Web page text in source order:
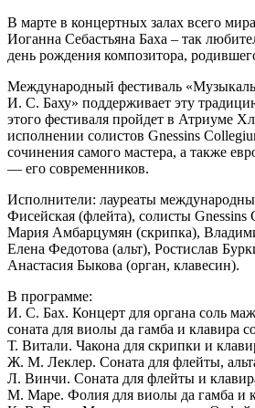
В марте в концертных залах всего
Иоганна Себастьяна Баха – так
день рождения композитора,
Международный фестиваль
И. С. Баху» поддерживает эту
этого фестиваля пройдет в Атриуме
исполнении солистов Gnessins
сочинения самого мастера, а также
— его современников.
Исполнители: лауреаты
Фисейская (флейта), солисты
Мария Амбарцумян (скрипка),
Елена Федотова (альт), Ростислав
Анастасия Быкова (орган, клавесин).
В программе:
И. С. Бах. Концерт для органа соль
соната для виолы да гамба и клавира
Т. Витали. Чакона для скрипки и
Ж. М. Леклер. Соната для флейты,
Л. Винчи. Соната для флейты и
М. Маре. Фолия для виолы да гамба и